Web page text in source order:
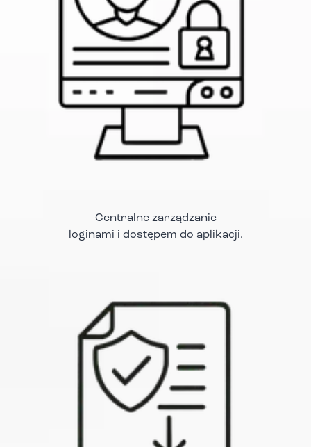
Centralne zarządzanie
loginami i dostępem do aplikacji.